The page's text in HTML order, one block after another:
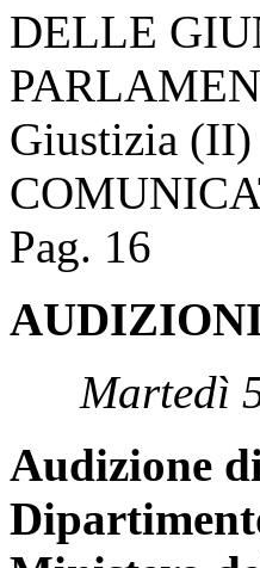
DELLE
Giustizia (II)
Pag. 16
Martedì
Audizione